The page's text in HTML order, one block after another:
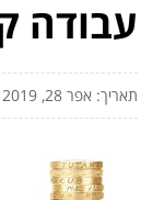
עבודה
תאריך: אפר 28, 2019